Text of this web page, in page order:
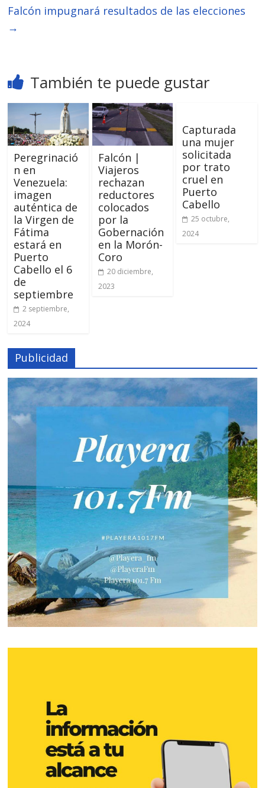
Falcón impugnará resultados de las elecciones
→
También te puede gustar
Peregrinació
n en
Venezuela:
imagen
auténtica de
la Virgen de
Fátima
estará en
Puerto
Cabello el 6
de
septiembre
2 septiembre,
2024
Falcón |
Viajeros
rechazan
reductores
colocados
por la
Gobernación
en la Morón-
Coro
20 diciembre,
2023
Capturada
una mujer
solicitada
por trato
cruel en
Puerto
Cabello
25 octubre,
2024
Publicidad